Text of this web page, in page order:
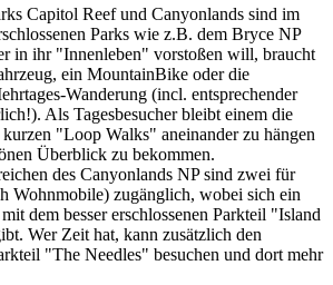
Capitol Reef und Canyonlands sind im
Parks wie z.B. dem Bryce NP
in ihr "Innenleben" vorstoßen will, braucht
ein MountainBike oder die
Wanderung (incl. entsprechender
Als Tagesbesucher bleibt einem die
"Loop Walks" aneinander zu hängen
Überblick zu bekommen.
des Canyonlands NP sind zwei für
Wohnmobile) zugänglich, wobei sich ein
dem besser erschlossenen Parkteil "Island
Wer Zeit hat, kann zusätzlich den
"The Needles" besuchen und dort mehr